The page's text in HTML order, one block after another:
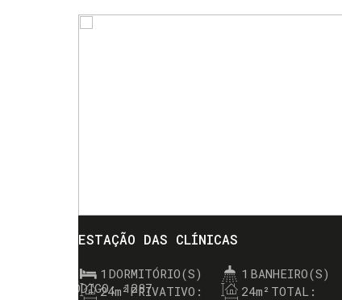
1287
ESTAÇÃO DAS CLÍNICAS
1 DORMITÓRIO(S) 1 BANHEIRO(S)
PRIVATIVO:
24m² TOTAL:
24m²